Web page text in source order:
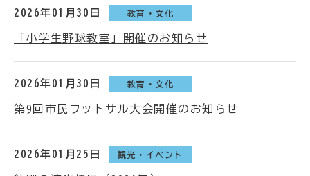
2026年01月30日 教育・文化
「小学生野球教室」開催のお知らせ
2026年01月30日 教育・文化
第9回市民フットサル大会開催のお知らせ
2026年01月25日 観光・イベント